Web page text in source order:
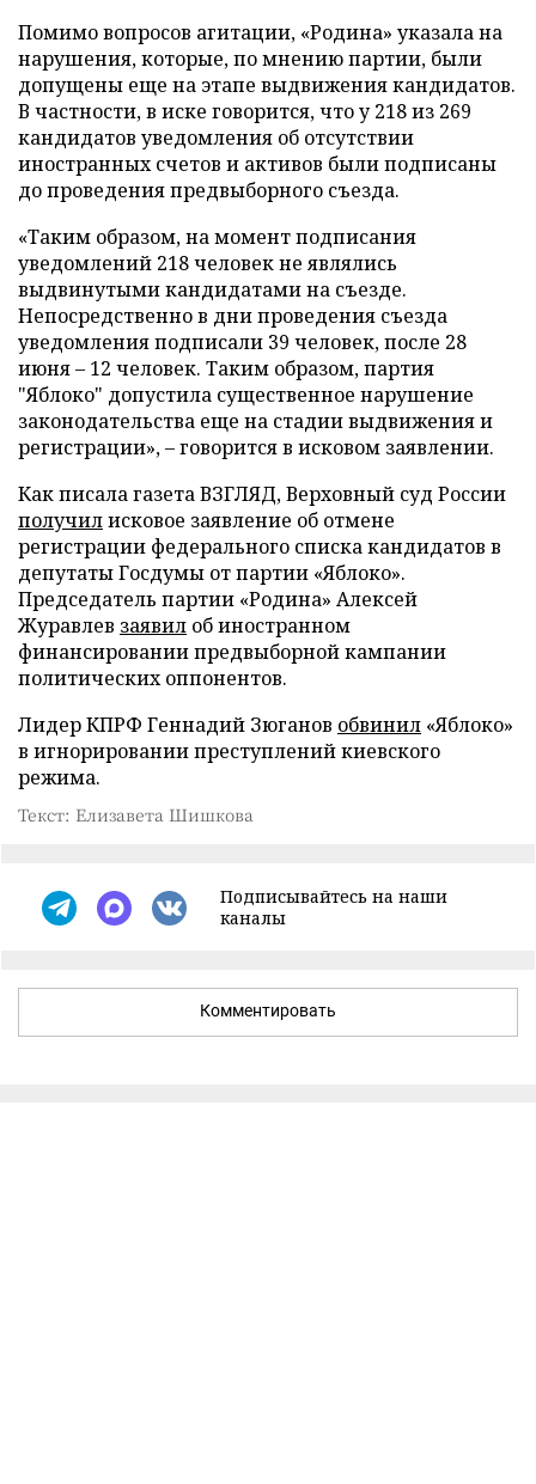
Помимо вопросов агитации, «Родина» указала на
нарушения, которые, по мнению партии, были
допущены еще на этапе выдвижения кандидатов.
В частности, в иске говорится, что у 218 из 269
кандидатов уведомления об отсутствии
иностранных счетов и активов были подписаны
до проведения предвыборного съезда.
«Таким образом, на момент подписания
уведомлений 218 человек не являлись
выдвинутыми кандидатами на съезде.
Непосредственно в дни проведения съезда
уведомления подписали 39 человек, после 28
июня – 12 человек. Таким образом, партия
"Яблоко" допустила существенное нарушение
законодательства еще на стадии выдвижения и
регистрации», – говорится в исковом заявлении.
Как писала газета ВЗГЛЯД, Верховный суд России
получилисковое заявление об отмене
регистрации федерального списка кандидатов в
депутаты Госдумы от партии «Яблоко».
Председатель партии «Родина» Алексей
Журавлев заявил об иностранном
финансировании предвыборной кампании
политических оппонентов.
Лидер КПРФ Геннадий Зюганов обвинил «Яблоко»
в игнорировании преступлений киевского
режима.
Текст: Елизавета Шишкова
Подписывайтесь на наши
каналы
Комментировать